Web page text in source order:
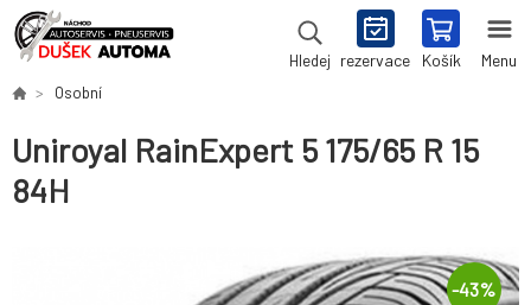
Hledej rezervace Košík Menu
Osobní
Uniroyal RainExpert 5 175/65 R 15
84H
-43%